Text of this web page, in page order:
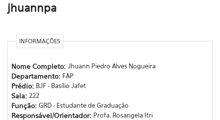
jhuannpa
INFORMAÇÕES
Nome Completo: Jhuann Piedro Alves Nogueira
Departamento: FAP
Prédio: BJF - Basílio Jafet
Sala: 222
Função: GRD - Estudante de Graduação
Responsável/Orientador: Profa. Rosangela Itri